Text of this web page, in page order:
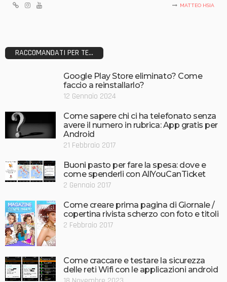
MATTEO HSIA
RACCOMANDATI PER TE...
Google Play Store eliminato? Come
faccio a reinstallarlo?
12 Gennaio 2024
Come sapere chi ci ha telefonato senza
avere il numero in rubrica: App gratis per
Android
21 Febbraio 2017
Buoni pasto per fare la spesa: dove e
come spenderli con AllYouCanTicket
2 Gennaio 2017
Come creare prima pagina di Giornale /
copertina rivista scherzo con foto e titoli
2 Febbraio 2017
Come craccare e testare la sicurezza
delle reti Wifi con le applicazioni android